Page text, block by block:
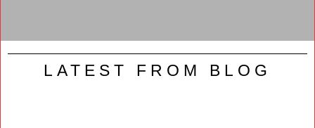
LATEST FROM BLOG